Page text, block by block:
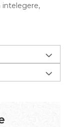
intelegere,